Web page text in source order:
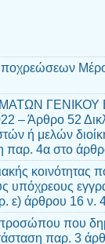
Άρθρο 52
ή μελών
παρ. 4α στο
κοινότητας
υπόχρεους
ε) άρθρου 16 ν.
που
παρ. 3